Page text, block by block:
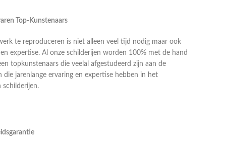
Top-Kunstenaars
te reproduceren is niet alleen veel tijd nodig maar ook
expertise. Al onze schilderijen worden 100% met de hand
topkunstenaars die veelal afgestudeerd zijn aan de
die jarenlange ervaring en expertise hebben in het
schilderijen.